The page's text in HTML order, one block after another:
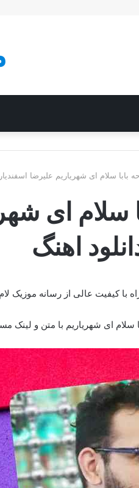
بابا سلام ای شهریاریم علیرضا
سلام ای
اهنگ
با کیفیت عالی از رسانه موزیک لام
سلام ای شهریاریم با متن و لینک